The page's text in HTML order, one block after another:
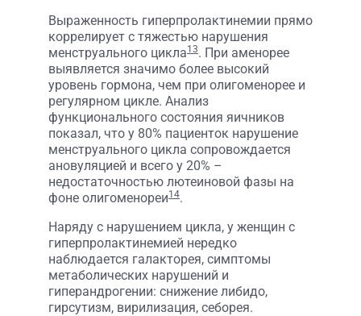
Выраженность гиперпролактинемии прямо
коррелирует с тяжестью нарушения
менструального цикла13. При аменорее
выявляется значимо более высокий
уровень гормона, чем при олигоменорее и
регулярном цикле. Анализ
функционального состояния яичников
показал, что у 80% пациенток нарушение
менструального цикла сопровождается
ановуляцией и всего у 20% –
недостаточностью лютеиновой фазы на
фоне олигоменореи14.
Наряду с нарушением цикла, у женщин с
гиперпролактинемией нередко
наблюдается галакторея, симптомы
метаболических нарушений и
гиперандрогении: снижение либидо,
гирсутизм, вирилизация, себорея.